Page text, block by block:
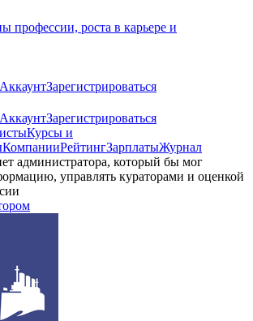
профессии, роста в карьере и
Зарегистрироваться
Зарегистрироваться
Курсы и
КомпанииРейтингЗарплатыЖурнал
администратора, который бы мог
управлять кураторами и оценкой